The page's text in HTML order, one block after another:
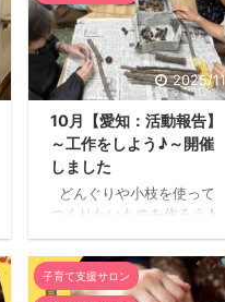
2025/
10月【愛知：活動報告】
～工作をしよう♪～開催
しました
どんぐりや小枝を使って
つくりたいものを作ろう♪
活動として、どんぐりや小
枝を使って作ってみたいも
のを作りました。 主催メン
子育て支援サロン